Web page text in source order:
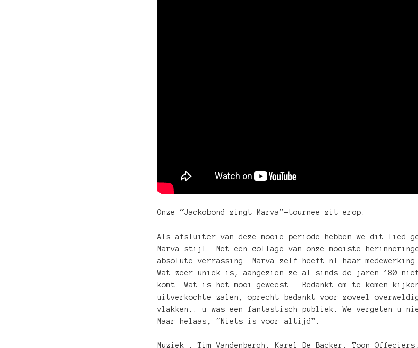
Onze “Jackobond zingt Marva”-tournee zit erop.
Als afsluiter van deze mooie periode hebben we dit lied
Marva-stijl. Met een collage van onze mooiste
absolute verrassing. Marva zelf heeft nl haar
Wat zeer uniek is, aangezien ze al sinds de jaren ’80
komt. Wat is het mooi geweest.. Bedankt om te komen
uitverkochte zalen, oprecht bedankt voor zoveel
vlakken.. u was een fantastisch publiek. We vergeten u
Maar helaas, “Niets is voor altijd”.
Muziek : Tim Vandenbergh, Karel De Backer, Toon